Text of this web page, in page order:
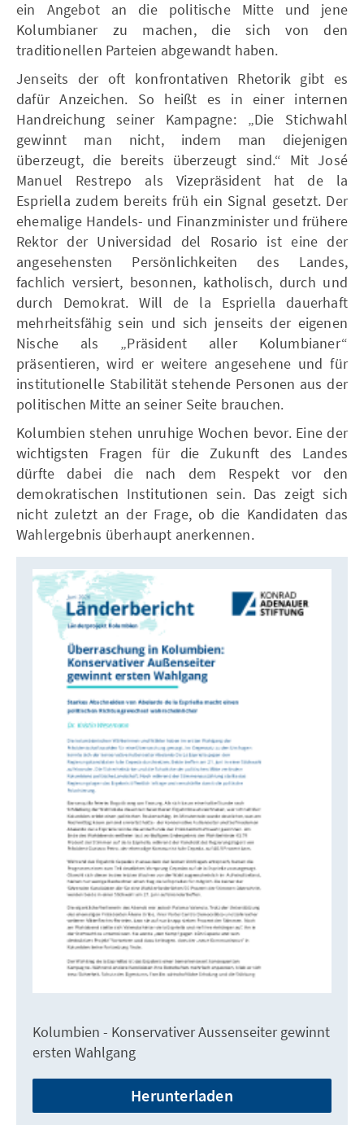
ein Angebot an die politische Mitte und jene
Kolumbianer zu machen, die sich von den
traditionellen Parteien abgewandt haben.
Jenseits der oft konfrontativen Rhetorik gibt es
dafür Anzeichen. So heißt es in einer internen
Handreichung seiner Kampagne: „Die Stichwahl
gewinnt man nicht, indem man diejenigen
überzeugt, die bereits überzeugt sind.“ Mit José
Manuel Restrepo als Vizepräsident hat de la
Espriella zudem bereits früh ein Signal gesetzt. Der
ehemalige Handels- und Finanzminister und frühere
Rektor der Universidad del Rosario ist eine der
angesehensten Persönlichkeiten des Landes,
fachlich versiert, besonnen, katholisch, durch und
durch Demokrat. Will de la Espriella dauerhaft
mehrheitsfähig sein und sich jenseits der eigenen
Nische als „Präsident aller Kolumbianer“
präsentieren, wird er weitere angesehene und für
institutionelle Stabilität stehende Personen aus der
politischen Mitte an seiner Seite brauchen.
Kolumbien stehen unruhige Wochen bevor. Eine der
wichtigsten Fragen für die Zukunft des Landes
dürfte dabei die nach dem Respekt vor den
demokratischen Institutionen sein. Das zeigt sich
nicht zuletzt an der Frage, ob die Kandidaten das
Wahlergebnis überhaupt anerkennen.
Kolumbien - Konservativer Aussenseiter gewinnt
ersten Wahlgang
Herunterladen